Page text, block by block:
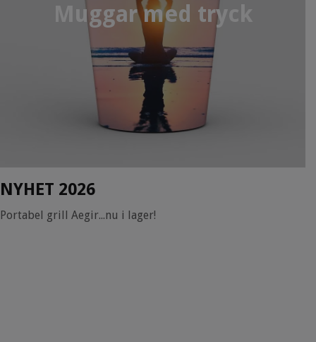
Muggar med tryck
NYHET 2026
Portabel grill Aegir...nu i lager!